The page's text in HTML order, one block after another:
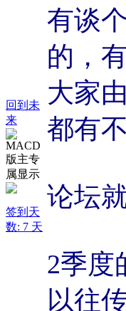
回到未
来
签到天
数: 7 天
有谈
的，
大家
都有
论坛
2季度
以往